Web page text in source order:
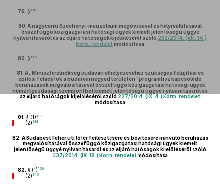
79. § 135
80. A nagycenki Széchenyi-mauzóleum megóvásával és helyreállításával
összefüggő közigazgatási hatósági ügyek kiemelt jelentőségű üggyé
nyilvánításáról és az eljáró hatóságok kijelöléséről szóló 202/2014. (VIII. 14.)
Korm. rendelet módosítása
80. § 136
81. A „Miniszterelnökség budavári elhelyezéséhez szükséges felújítási és
építési feladatok a budai várnegyed területén” programhoz kapcsolódó
beruházások megvalósításával összefüggő közigazgatási hatósági ügyek
nemzetgazdasági szempontból kiemelt jelentőségű üggyé nyilvánításáról és
az eljáró hatóságok kijelöléséről szóló 227/2014. (IX. 4.) Korm. rendelet
módosítása
81. § (1) 137
(2) 138
82. A Budapest Fehér úti lőtér fejlesztésére és bővítésére irányuló beruházás
megvalósításával összefüggő közigazgatási hatósági ügyek kiemelt
jelentőségű üggyé nyilvánításáról és az eljáró hatóságok kijelöléséről szóló
237/2014. (IX. 18.) Korm. rendelet módosítása
82. § (1) 139
(2) 140